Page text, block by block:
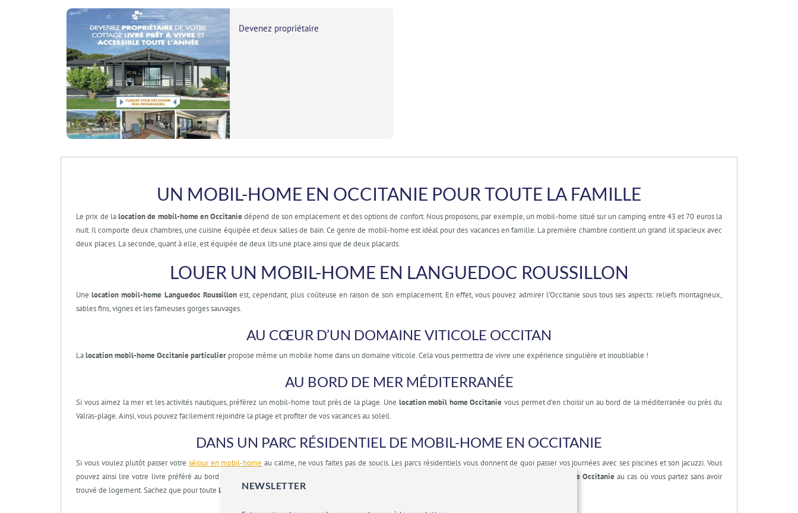
Devenez propriétaire
UN MOBIL-HOME EN OCCITANIE POUR TOUTE LA FAMILLE
Le prix de lalocation de mobil-home en Occitanie dépend de son emplacement et des options de confort. Nous proposons, par exemple, un mobil-home situé sur un camping entre 43 et 70 euros la
nuit. Il comporte deux chambres, une cuisine équipée et deux salles de bain. Ce genre de mobil-home est idéal pour des vacances en famille. La première chambre contient un grand lit spacieux avec
deux places. La seconde, quant à elle, est équipée de deux lits une place ainsi que de deux placards.
LOUER UN MOBIL-HOME EN LANGUEDOC ROUSSILLON
Unelocation mobil-home Languedoc Roussillonest, cependant, plus coûteuse en raison de son emplacement. En effet, vous pouvez admirer l'Occitanie sous tous ses aspects: reliefs montagneux,
sables fins, vignes et les fameuses gorges sauvages.
AU CŒUR D’UN DOMAINE VITICOLE OCCITAN
Lalocation mobil-home Occitanie particulier propose même un mobile home dans un domaine viticole. Cela vous permettra de vivre une expérience singulière et inoubliable !
AU BORD DE MER MÉDITERRANÉE
Si vous aimez la mer et les activités nautiques, préférez un mobil-home tout près de la plage. Une location mobil home Occitanie vous permet d’en choisir un au bord de la méditerranée ou près du
Valras-plage. Ainsi, vous pouvez facilement rejoindre la plage et profiter de vos vacances au soleil.
DANS UN PARC RÉSIDENTIEL DE MOBIL-HOME EN OCCITANIE
Si vous voulez plutôt passer votre séjour en mobil-home au calme, ne vous faites pas de soucis. Les parcs résidentiels vous donnent de quoi passer vos journées avec ses piscines et son jacuzzi. Vous
pouvez ainsi lire votre livre préféré au bord de la piscine sans bouger de votre transat. Nous avons aussi un forfait
location mobil-home dernière minute Occitanie au cas où vous partez sans avoir
trouvé de logement. Sachez que pour toute location mobil-home region Occitanie
NEWSLETTER